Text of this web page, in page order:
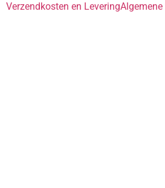
Verzendkosten en Levering